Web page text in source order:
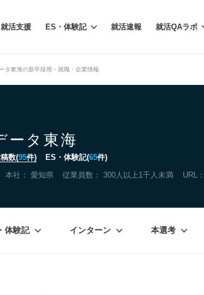
就活支援 ES・体験記 就活速報 就活QAラボ
タ東海の新卒採用・就職・企業情報
ータ東海
数(95件) ES・体験記(65件)
本社： 愛知県 従業員数： 300人以上1千人未満 URL：
体験記 インターン 本選考